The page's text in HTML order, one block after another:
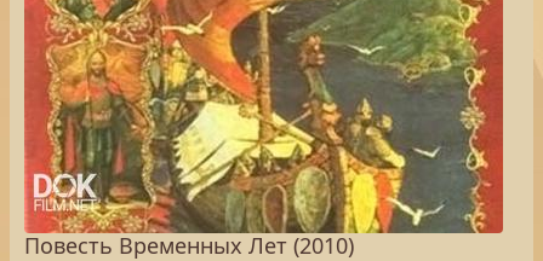
Повесть Временных Лет (2010)